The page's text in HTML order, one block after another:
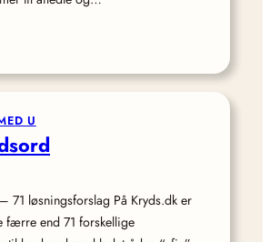
U
71 løsningsforslag På Kryds.dk er
færre end 71 forskellige